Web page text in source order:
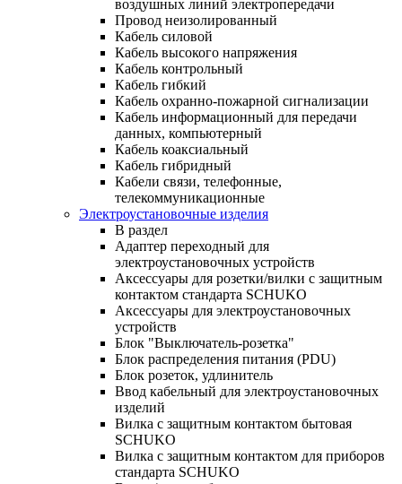
воздушных линий электропередачи
Провод неизолированный
Кабель силовой
Кабель высокого напряжения
Кабель контрольный
Кабель гибкий
Кабель охранно-пожарной сигнализации
Кабель информационный для передачи
данных, компьютерный
Кабель коаксиальный
Кабель гибридный
Кабели связи, телефонные,
телекоммуникационные
Электроустановочные изделия
В раздел
Адаптер переходный для
электроустановочных устройств
Аксессуары для розетки/вилки с защитным
контактом стандарта SCHUKO
Аксессуары для электроустановочных
устройств
Блок "Выключатель-розетка"
Блок распределения питания (PDU)
Блок розеток, удлинитель
Ввод кабельный для электроустановочных
изделий
Вилка с защитным контактом бытовая
SCHUKO
Вилка с защитным контактом для приборов
стандарта SCHUKO